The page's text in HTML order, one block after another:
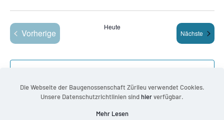
Vorherige
Veranstaltungen
Heute
Nächste
Die Webseite der Baugenossenschaft Zürileu verwendet Cookies.
Unsere Datenschutzrichtlinien sind hierverfügbar.
Mehr Lesen